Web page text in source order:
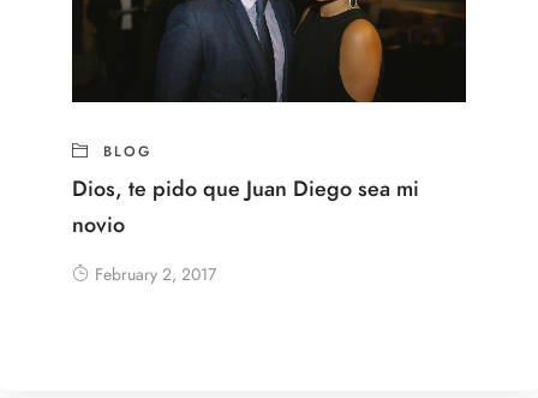
BLOG
Dios, te pido que Juan Diego sea mi
novio
February 2, 2017